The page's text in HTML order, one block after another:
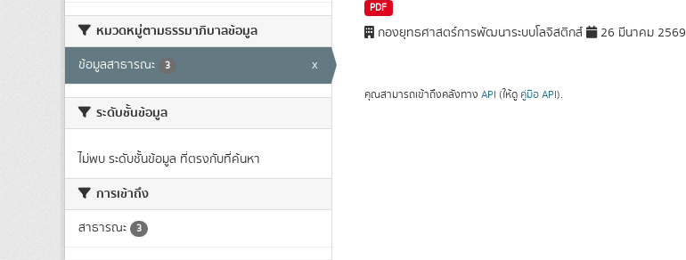
หมวดหมู่ตามธรรมาภิบาลข้อมูล
ข้อมูลสาธารณะ 3 x
ระดับชั้นข้อมูล
ไม่พบ ระดับชั้นข้อมูล ที่ตรงกับที่ค้นหา
การเข้าถึง
สาธารณะ 3
PDF
กองยุทธศาสตร์การพัฒนาระบบโลจิสติกส์ 26 มีนาคม 2569
คุณสามารถเข้าถึงคลังทาง API (ให้ดู คู่มือ API).